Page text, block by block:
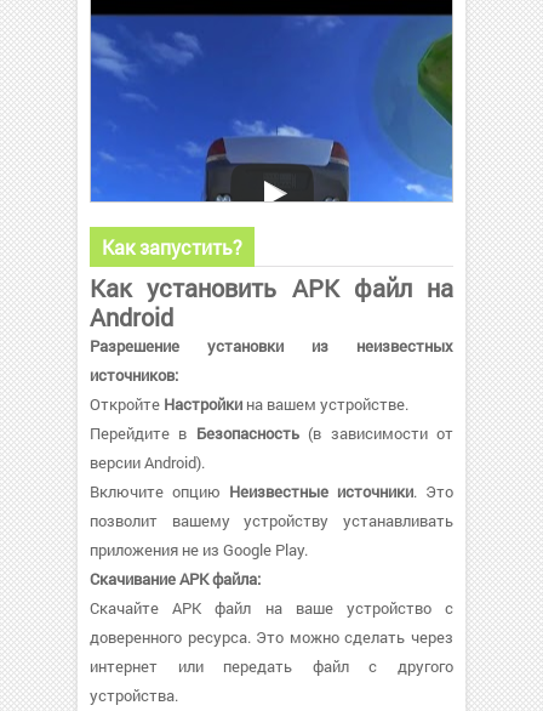
Как запустить?
Как установить APK файл на
Android
Разрешение установки из неизвестных
источников:
Откройте Настройки на вашем устройстве.
Перейдите в Безопасность(в зависимости от
версии Android).
Включите опцию Неизвестные источники. Это
позволит вашему устройству устанавливать
приложения не из Google Play.
Скачивание APK файла:
Скачайте APK файл на ваше устройство с
доверенного ресурса. Это можно сделать через
интернет или передать файл с другого
устройства.